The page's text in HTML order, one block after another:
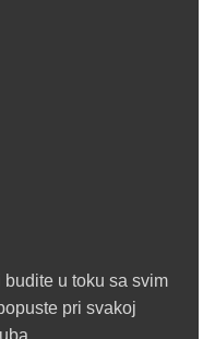
u toku sa svim
pri svakoj